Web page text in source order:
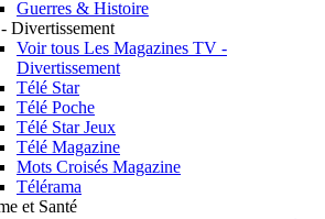
Guerres & Histoire
Divertissement
Voir tous Les Magazines TV -
Divertissement
Télé Star
Télé Poche
Télé Star Jeux
Télé Magazine
Mots Croisés Magazine
Télérama
et Santé